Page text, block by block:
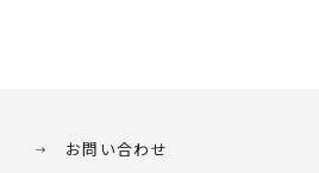
お問い合わせ